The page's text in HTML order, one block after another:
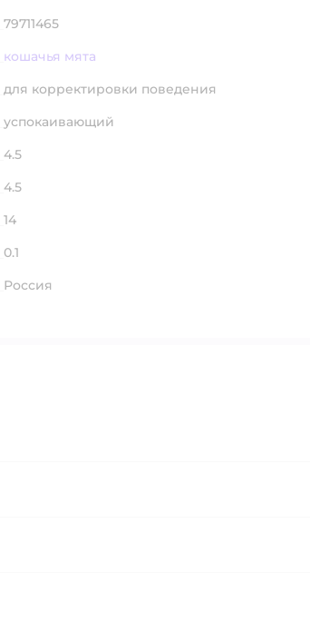
79711465
кошачья мята
для корректировки поведения
успокаивающий
4.5
4.5
14
0.1
Россия